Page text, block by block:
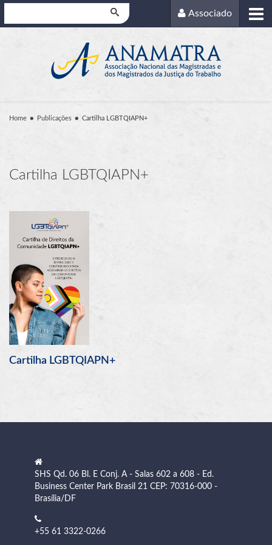
Associado
Home Publicações Cartilha LGBTQIAPN+
Cartilha LGBTQIAPN+
SHS Qd. 06 Bl. E Conj. A - Salas 602 a 608 - Ed.
Business Center Park Brasil 21 CEP: 70316-000 -
Brasília/DF
+55 61 3322-0266